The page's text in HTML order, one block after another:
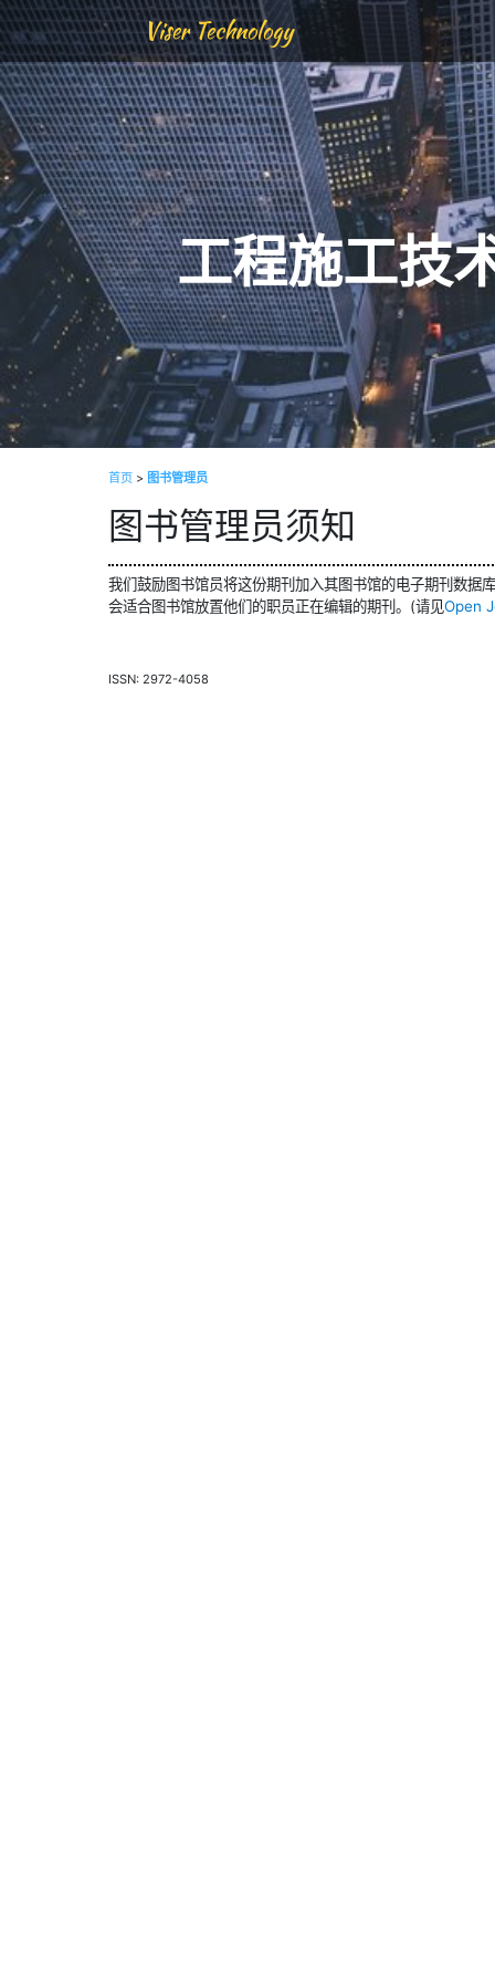
Viser Technology
工程施工技
首页 > 图书管理员
图书管理员须知
我们鼓励图书馆员将这份期刊加入其图书馆的电子期刊数据
会适合图书馆放置他们的职员正在编辑的期刊。(请见Open
ISSN: 2972-4058